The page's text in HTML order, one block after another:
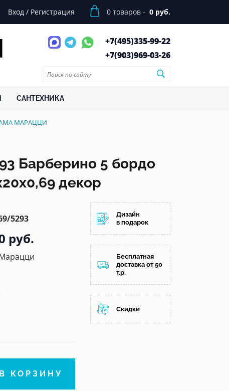
Вход / Регистрация 0 товаров - 0 руб.
+7(495)335-99-22
+7(903)969-03-26
САНТЕХНИКА
МАРАЦЦИ
Барберино 5 бордо
декор
5293
руб.
В КОРЗИНУ
Дизайн
в подарок
Бесплатная
доставка от 50
т.р.
Скидки